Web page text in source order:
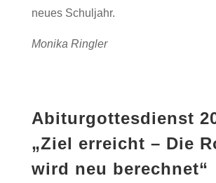
neues Schuljahr.
Monika Ringler
Abiturgottesdienst
„Ziel erreicht – Die
wird neu berechnet“